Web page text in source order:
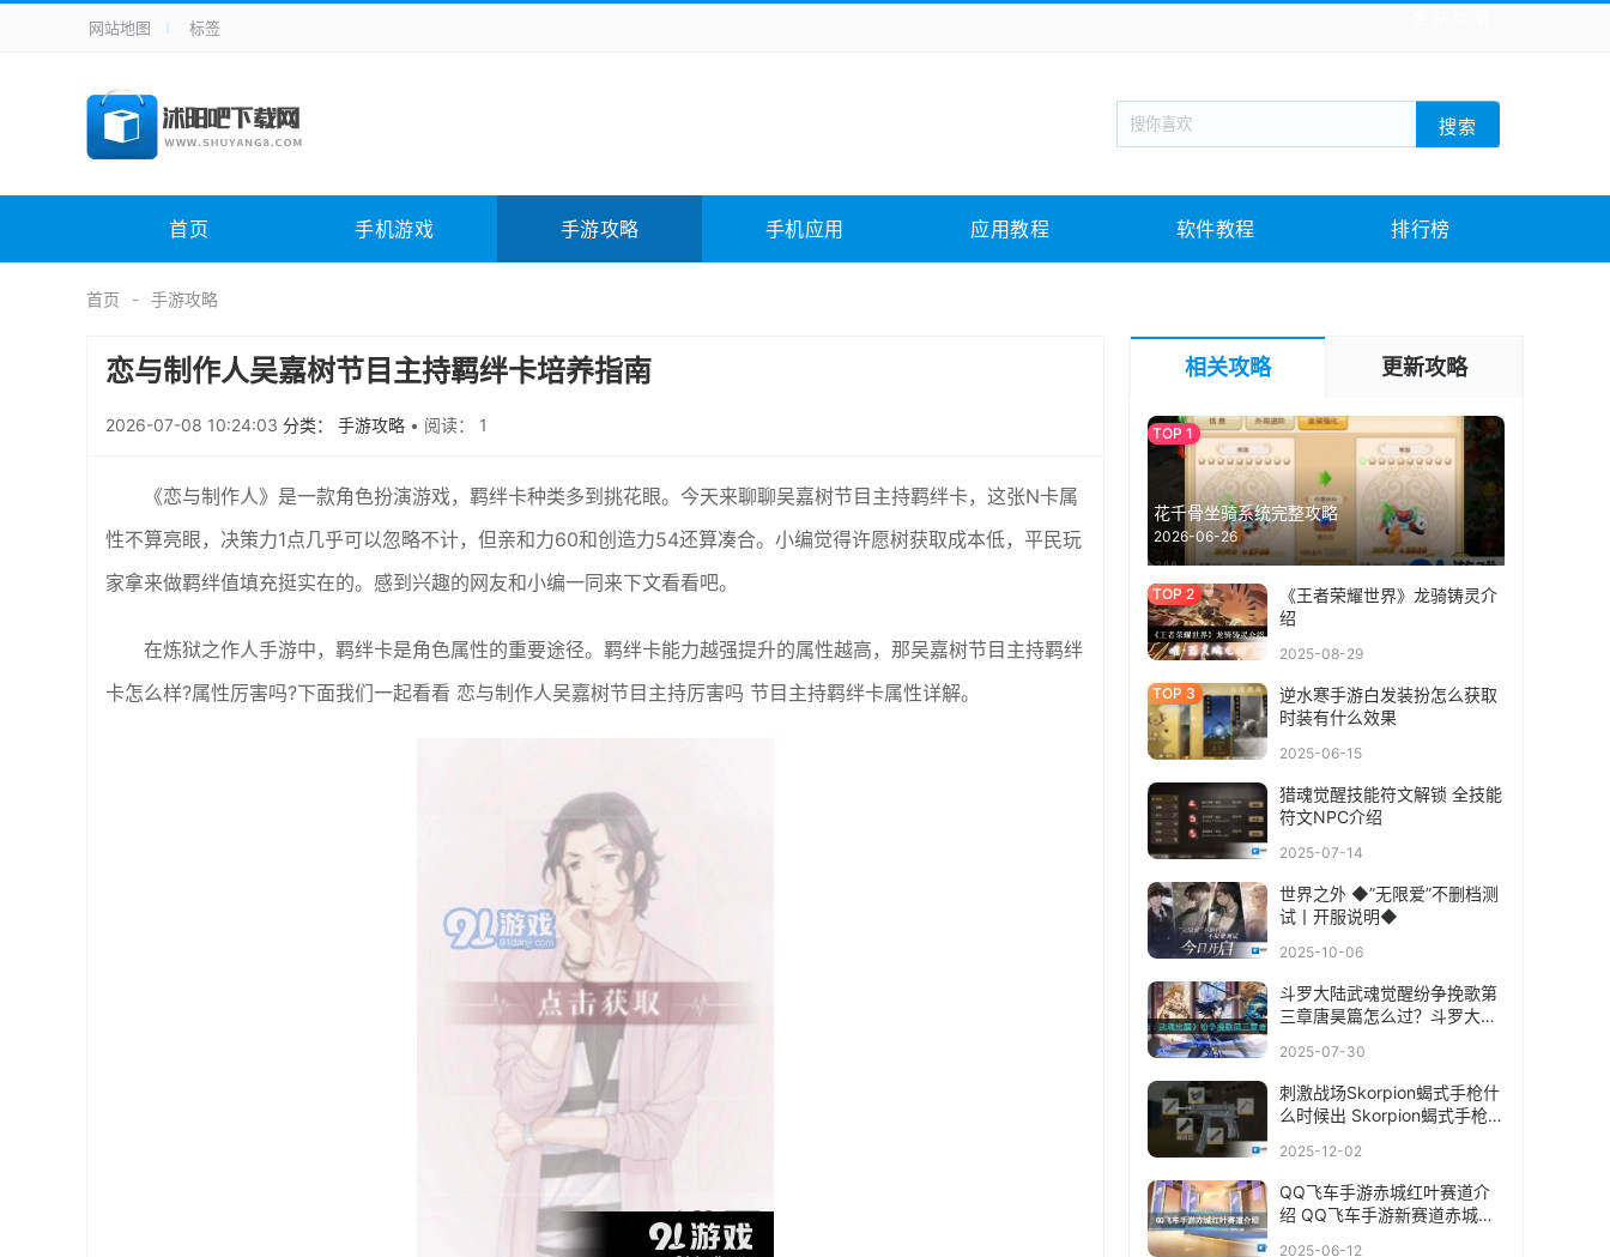
手机应用 新闻阅读 旅游出行 生活实用
手机游戏 H5游戏 回合网游 战棋游戏 枪战射击
电脑软件 其它类别 图形软件 安全相关 应用软件 影音软件 插件下载 教育教学 游戏娱乐 系统软件 素材下载
未分类 综合其它
网站地图 标签
搜索
首页 手机游戏 手游攻略 手机应用 应用教程 软件教程 排行榜
首页 手游攻略
恋与制作人吴嘉树节目主持羁绊卡培养指南
2026-07-08 10:24:03 分类： 手游攻略 • 阅读： 1
《恋与制作人》是一款角色扮演游戏，羁绊卡种类多到挑花眼。今天来聊聊吴嘉树节目主持羁绊卡，这张N卡属
性不算亮眼，决策力1点几乎可以忽略不计，但亲和力60和创造力54还算凑合。小编觉得许愿树获取成本低，平民玩
家拿来做羁绊值填充挺实在的。感到兴趣的网友和小编一同来下文看看吧。
在炼狱之作人手游中，羁绊卡是角色属性的重要途径。羁绊卡能力越强提升的属性越高，那吴嘉树节目主持羁绊
卡怎么样?属性厉害吗?下面我们一起看看 恋与制作人吴嘉树节目主持厉害吗 节目主持羁绊卡属性详解。
相关攻略 更新攻略
花千骨坐骑系统完整攻略
2026-06-26
《王者荣耀世界》龙骑铸灵介
绍
2025-08-29
逆水寒手游白发装扮怎么获取
时装有什么效果
2025-06-15
猎魂觉醒技能符文解锁 全技能
符文NPC介绍
2025-07-14
世界之外 ◆”无限爱”不删档测
试丨开服说明◆
2025-10-06
斗罗大陆武魂觉醒纷争挽歌第
三章唐昊篇怎么过？斗罗大陆
篇通关攻略
2025-07-30
刺激战场Skorpion蝎式手枪什
么时候出 Skorpion蝎式手枪上
2025-12-02
QQ飞车手游赤城红叶赛道介
绍 QQ飞车手游新赛道赤城红
2025-06-12